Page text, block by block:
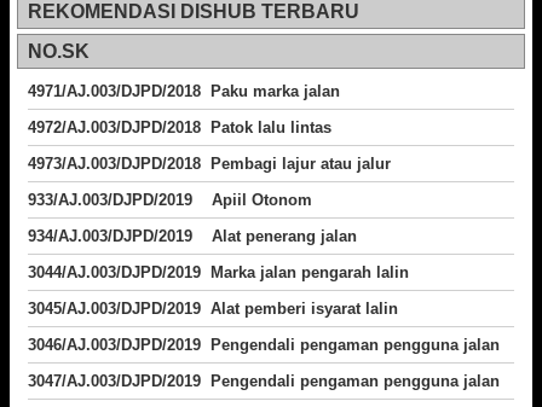
REKOMENDASI DISHUB TERBARU
NO.SK
4971/AJ.003/DJPD/2018 Paku marka jalan
4972/AJ.003/DJPD/2018 Patok lalu lintas
4973/AJ.003/DJPD/2018
Pembagi lajur atau jalur
933/AJ.003/DJPD/2019 Apiil Otonom
934/AJ.003/DJPD/2019 Alat penerang jalan
3044/AJ.003/DJPD/2019 Marka jalan pengarah lalin
3045/AJ.003/DJPD/2019 Alat pemberi isyarat lalin
3046/AJ.003/DJPD/2019 Pengendali pengaman pengguna jalan
3047/AJ.003/DJPD/2019 Pengendali pengaman pengguna jalan